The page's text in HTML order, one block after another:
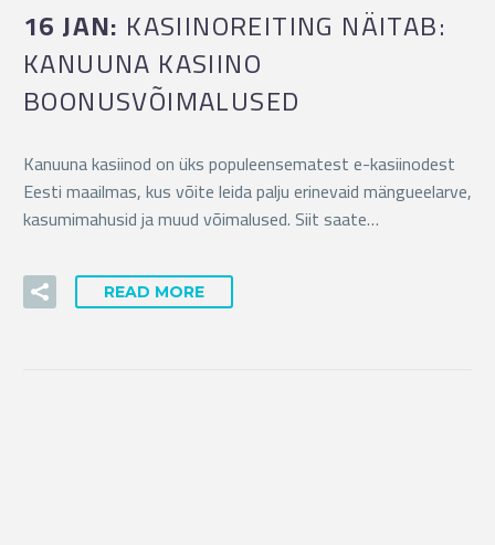
English
16 JAN: KASIINOREITING NÄITAB:
KANUUNA KASIINO
BOONUSVÕIMALUSED
Kanuuna kasiinod on üks populeensematest e-kasiinodest
Eesti maailmas, kus võite leida palju erinevaid mängueelarve,
kasumimahusid ja muud võimalused. Siit saate…
READ MORE